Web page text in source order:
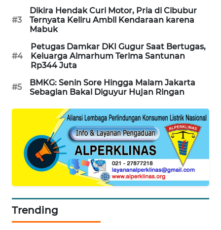
#3
Dikira Hendak Curi Motor, Pria di Cibubur
Ternyata Keliru Ambil Kendaraan karena
Mabuk
#4
Petugas Damkar DKI Gugur Saat Bertugas,
Keluarga Almarhum Terima Santunan
Rp344 Juta
#5
BMKG: Senin Sore Hingga Malam Jakarta
Sebagian Bakal Diguyur Hujan Ringan
Trending
MEDAN
NEWS
METRO
JAKARTA
NEWS
KRT
NEWS
JURNAL
MARITIM
HUMBANG
NEWS